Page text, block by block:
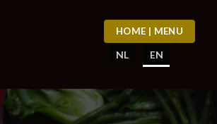
HOME | MENU
NL EN